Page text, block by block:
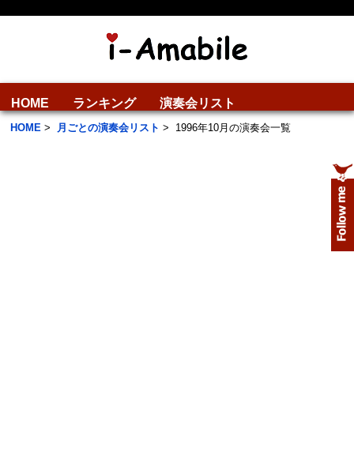
HOME ランキング 演奏会リスト
HOME > 月ごとの演奏会リスト > 1996年10月の演奏会一覧